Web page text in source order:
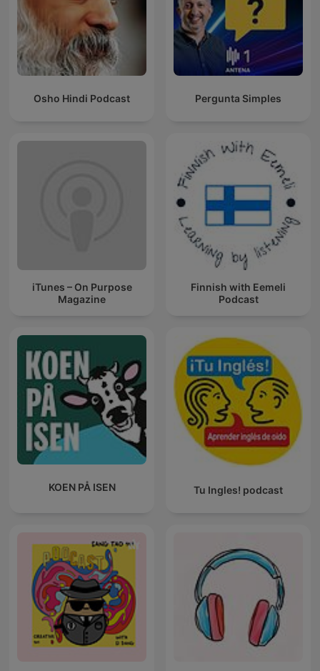
Osho Hindi Podcast Pergunta Simples
iTunes – On Purpose
Magazine
Finnish with Eemeli
Podcast
KOEN PÅ ISEN Tu Ingles! podcast